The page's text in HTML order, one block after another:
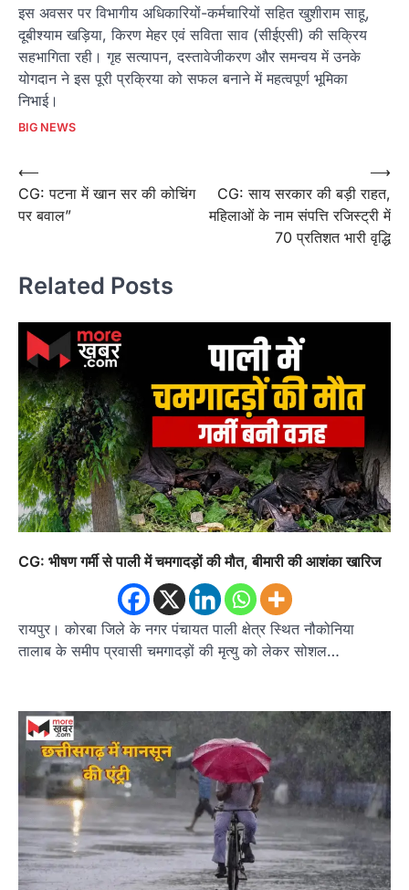
इस अवसर पर विभागीय अधिकारियों-कर्मचारियों सहित खुशीराम साहू,
दूबीश्याम खड़िया, किरण मेहर एवं सविता साव (सीईएसी) की सक्रिय
सहभागिता रही। गृह सत्यापन, दस्तावेजीकरण और समन्वय में उनके
योगदान ने इस पूरी प्रक्रिया को सफल बनाने में महत्वपूर्ण भूमिका
निभाई।
BIG NEWS
Post
navigation
⟵
CG: पटना में खान सर की कोचिंग
पर बवाल”
CG: साय सरकार की बड़ी राहत,
महिलाओं के नाम संपत्ति रजिस्ट्री में
70 प्रतिशत भारी वृद्धि
⟶
Related Posts
CG: भीषण गर्मी से पाली में चमगादड़ों की मौत, बीमारी की आशंका खारिज
रायपुर। कोरबा जिले के नगर पंचायत पाली क्षेत्र स्थित नौकोनिया
तालाब के समीप प्रवासी चमगादड़ों की मृत्यु को लेकर सोशल…